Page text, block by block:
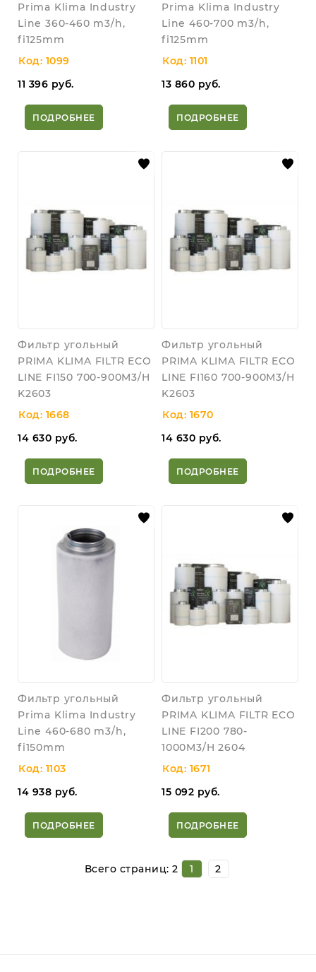
Prima Klima Industry
Line 360-460 m3/h,
fi125mm
Код: 1099
11 396 руб.
ПОДРОБНЕЕ
Prima Klima Industry
Line 460-700 m3/h,
fi125mm
Код: 1101
13 860 руб.
ПОДРОБНЕЕ
Фильтр угольный
PRIMA KLIMA FILTR ECO
LINE FI150 700-900M3/H
K2603
Код: 1668
14 630 руб.
ПОДРОБНЕЕ
Фильтр угольный
PRIMA KLIMA FILTR ECO
LINE FI160 700-900M3/H
K2603
Код: 1670
14 630 руб.
ПОДРОБНЕЕ
Фильтр угольный
Prima Klima Industry
Line 460-680 m3/h,
fi150mm
Код: 1103
14 938 руб.
ПОДРОБНЕЕ
Фильтр угольный
PRIMA KLIMA FILTR ECO
LINE FI200 780-
1000M3/H 2604
Код: 1671
15 092 руб.
ПОДРОБНЕЕ
Всего страниц: 2 1 2